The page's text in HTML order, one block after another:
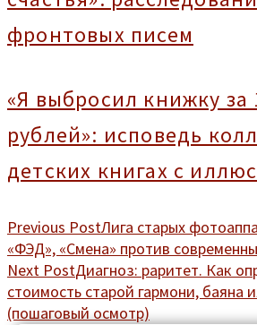
фронтовых писем
«Я выбросил книжку за
рублей»: исповедь
детских книгах с
Previous PostЛига старых
«ФЭД», «Смена» против
Next PostДиагноз: раритет. Как
стоимость старой гармони, баяна
(пошаговый осмотр)